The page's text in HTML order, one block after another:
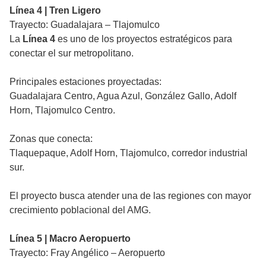
Línea 4 | Tren Ligero
Trayecto: Guadalajara – Tlajomulco
La Línea 4 es uno de los proyectos estratégicos para
conectar el sur metropolitano.
Principales estaciones proyectadas:
Guadalajara Centro, Agua Azul, González Gallo, Adolf
Horn, Tlajomulco Centro.
Zonas que conecta:
Tlaquepaque, Adolf Horn, Tlajomulco, corredor industrial
sur.
El proyecto busca atender una de las regiones con mayor
crecimiento poblacional del AMG.
Línea 5 | Macro Aeropuerto
Trayecto: Fray Angélico – Aeropuerto